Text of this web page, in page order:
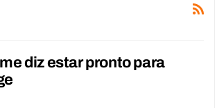
diz estar pronto para